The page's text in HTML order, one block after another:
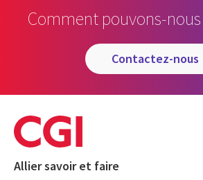
Comment pouvons-
contactez-nous
Allier savoir et faire